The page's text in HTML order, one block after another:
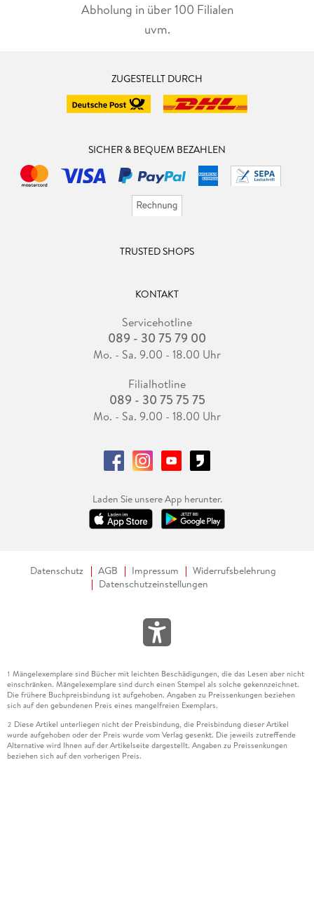
Abholung in über 100 Filialen
uvm.
ZUGESTELLT DURCH
SICHER & BEQUEM BEZAHLEN
TRUSTED SHOPS
KONTAKT
Servicehotline
089 - 30 75 79 00
Mo. - Sa. 9.00 - 18.00 Uhr
Filialhotline
089 - 30 75 75 75
Mo. - Sa. 9.00 - 18.00 Uhr
Laden Sie unsere App herunter.
Datenschutz AGB Impressum
Widerrufsbelehrung
Datenschutzeinstellungen
1 Mängelexemplare sind Bücher mit leichten Beschädigungen, die das Lesen aber nicht
einschränken. Mängelexemplare sind durch einen Stempel als solche gekennzeichnet.
Die frühere Buchpreisbindung ist aufgehoben. Angaben zu Preissenkungen beziehen
sich auf den gebundenen Preis eines mangelfreien Exemplars.
2 Diese Artikel unterliegen nicht der Preisbindung, die Preisbindung dieser Artikel
wurde aufgehoben oder der Preis wurde vom Verlag gesenkt. Die jeweils zutreffende
Alternative wird Ihnen auf der Artikelseite dargestellt. Angaben zu Preissenkungen
beziehen sich auf den vorherigen Preis.